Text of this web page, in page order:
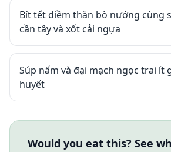
Bít tết diềm thăn bò nướng cùng
cần tây và xốt cải ngựa
Súp nấm và đại mạch ngọc trai ít
huyết
Would you eat this? See